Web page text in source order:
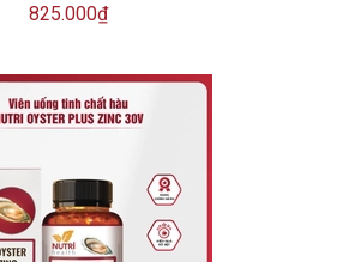
825.000₫